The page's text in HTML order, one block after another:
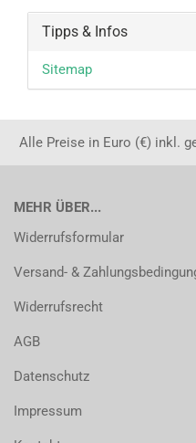
Tipps & Infos
Sitemap
Alle Preise in Euro (€) inkl.
MEHR ÜBER...
Widerrufsformular
Versand- &
Widerrufsrecht
AGB
Datenschutz
Impressum